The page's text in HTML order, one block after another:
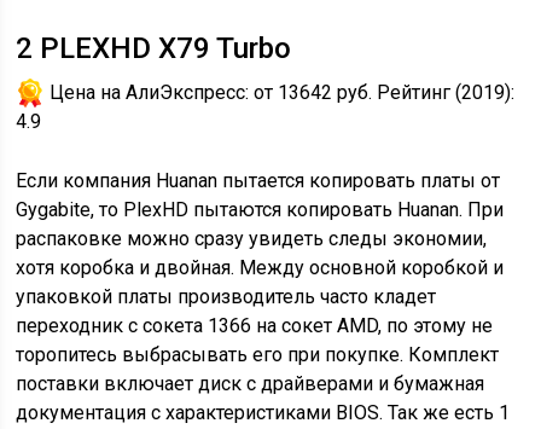
2 PLEXHD X79 Turbo
Цена на АлиЭкспресс:от 13642 руб. Рейтинг (2019):
4.9
Если компания Huanan пытается копировать платы от
Gygabite, то PlexHD пытаются копировать Huanan. При
распаковке можно сразу увидеть следы экономии,
хотя коробка и двойная. Между основной коробкой и
упаковкой платы производитель часто кладет
переходник с сокета 1366 на сокет AMD, по этому не
торопитесь выбрасывать его при покупке. Комплект
поставки включает диск с драйверами и бумажная
документация с характеристиками BIOS. Так же есть 1